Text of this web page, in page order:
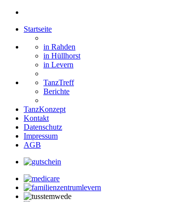
Startseite
in Rahden
in Hüllhorst
in Levern
TanzTreff
Berichte
TanzKonzept
Kontakt
Datenschutz
Impressum
AGB